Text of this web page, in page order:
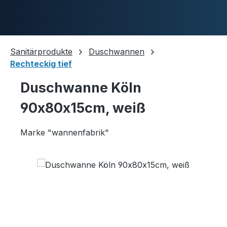
Sanitärprodukte
Duschwannen
Rechteckig tief
Duschwanne Köln
90x80x15cm, weiß
Marke "wannenfabrik"
Bildergalerie überspringen